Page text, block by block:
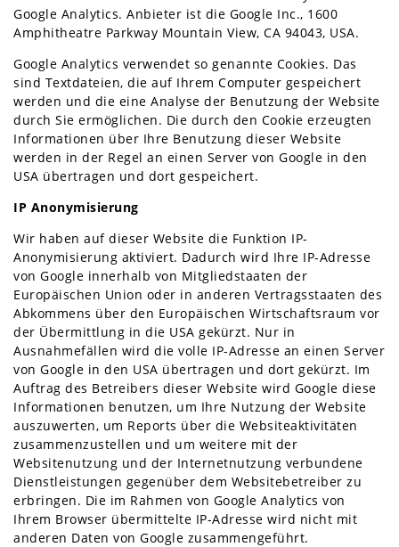
Google Analytics. Anbieter ist die Google Inc., 1600
Amphitheatre Parkway Mountain View, CA 94043, USA.
Google Analytics verwendet so genannte Cookies. Das
sind Textdateien, die auf Ihrem Computer gespeichert
werden und die eine Analyse der Benutzung der Website
durch Sie ermöglichen. Die durch den Cookie erzeugten
Informationen über Ihre Benutzung dieser Website
werden in der Regel an einen Server von Google in den
USA übertragen und dort gespeichert.
IP Anonymisierung
Wir haben auf dieser Website die Funktion IP-
Anonymisierung aktiviert. Dadurch wird Ihre IP-Adresse
von Google innerhalb von Mitgliedstaaten der
Europäischen Union oder in anderen Vertragsstaaten des
Abkommens über den Europäischen Wirtschaftsraum vor
der Übermittlung in die USA gekürzt. Nur in
Ausnahmefällen wird die volle IP-Adresse an einen Server
von Google in den USA übertragen und dort gekürzt. Im
Auftrag des Betreibers dieser Website wird Google diese
Informationen benutzen, um Ihre Nutzung der Website
auszuwerten, um Reports über die Websiteaktivitäten
zusammenzustellen und um weitere mit der
Websitenutzung und der Internetnutzung verbundene
Dienstleistungen gegenüber dem Websitebetreiber zu
erbringen. Die im Rahmen von Google Analytics von
Ihrem Browser übermittelte IP-Adresse wird nicht mit
anderen Daten von Google zusammengeführt.